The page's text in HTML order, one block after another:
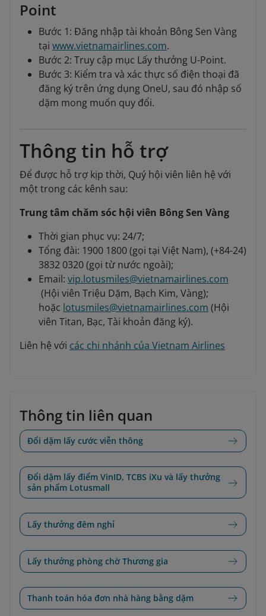
Point
Bước 1: Đăng nhập tài khoản Bông Sen Vàng
tại www.vietnamairlines.com.
Bước 2: Truy cập mục Lấy thưởng U-Point.
Bước 3: Kiểm tra và xác thực số điện thoại đã
đăng ký trên ứng dụng OneU, sau đó nhập số
dặm mong muốn quy đổi.
Thông tin hỗ trợ
Để được hỗ trợ kịp thời, Quý hội viên liên hệ với
một trong các kênh sau:
Trung tâm chăm sóc hội viên Bông Sen Vàng
Thời gian phục vụ: 24/7;
Tổng đài: 1900 1800 (gọi tại Việt Nam), (+84-24)
3832 0320 (gọi từ nước ngoài);
Email: vip.lotusmiles@vietnamairlines.com
(Hội viên Triệu Dặm, Bạch Kim, Vàng);
hoặc lotusmiles@vietnamairlines.com (Hội
viên Titan, Bạc, Tài khoản đăng ký).
Liên hệ với các chi nhánh của Vietnam Airlines
Thông tin liên quan
Đổi dặm lấy cước viễn thông
Đổi dặm lấy điểm VinID, TCBS iXu và lấy thưởng
sản phẩm Lotusmall
Lấy thưởng đêm nghỉ
Lấy thưởng phòng chờ Thương gia
Thanh toán hóa đơn nhà hàng bằng dặm